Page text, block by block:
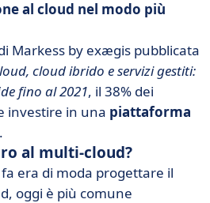
al cloud nel modo più
Markess by exægis pubblicata
cloud ibrido e servizi gestiti:
fino al 2021, il 38% dei
investire in una piattaforma
.
al multi-cloud?
era di moda progettare il
oggi è più comune